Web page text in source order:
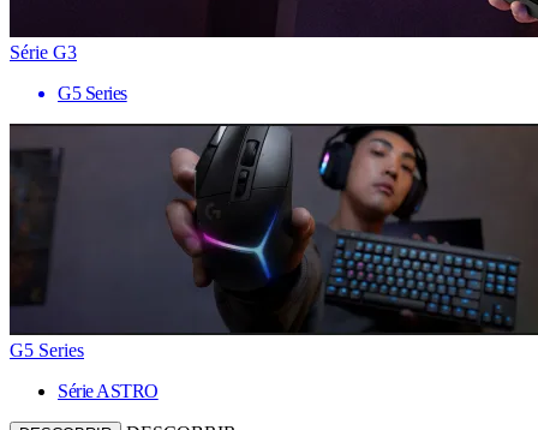
Série G3
G5 Series
G5 Series
Série ASTRO